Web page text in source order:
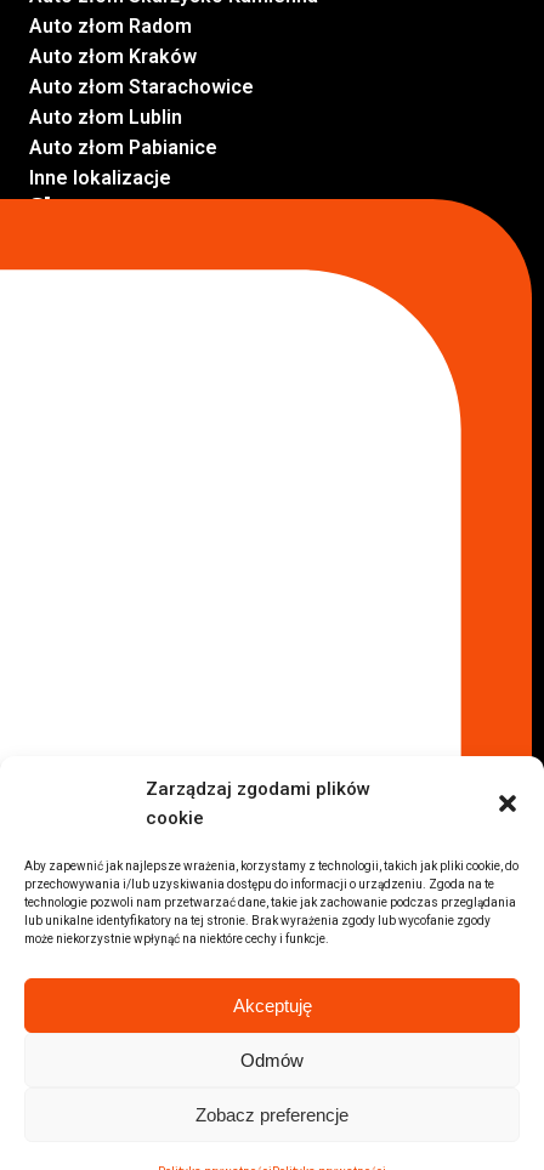
Zarządzaj zgodami plików
cookie
Aby zapewnić jak najlepsze wrażenia, korzystamy z technologii, takich jak pliki cookie, do
przechowywania i/lub uzyskiwania dostępu do informacji o urządzeniu. Zgoda na te
technologie pozwoli nam przetwarzać dane, takie jak zachowanie podczas przeglądania
lub unikalne identyfikatory na tej stronie. Brak wyrażenia zgody lub wycofanie zgody
może niekorzystnie wpłynąć na niektóre cechy i funkcje.
Akceptuję
Odmów
Zobacz preferencje
Auto złom Radom
Auto złom Kraków
Auto złom Starachowice
Auto złom Lublin
Auto złom Pabianice
Inne lokalizacje
Skup aut
Skup aut Legionowo
Inne Lokalizacje
Auta z USA Rzeszów
Auta z USA Białystok
Auta z USA Kraków
Marki samochodów
Sprzedam BMW
Wszystkie marki samochodów